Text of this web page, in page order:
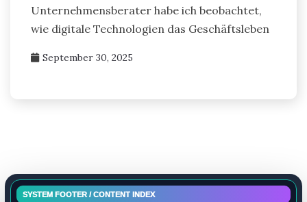
Unternehmensberater habe ich beobachtet,
wie digitale Technologien das Geschäftsleben
September 30, 2025
SYSTEM FOOTER / CONTENT INDEX